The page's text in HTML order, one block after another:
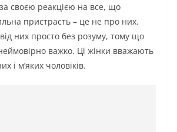
своєю реакцією на все, що
пристрасть – це не про них.
них просто без розуму, тому що
важко. Ці жінки вважають
і м’яких чоловіків.